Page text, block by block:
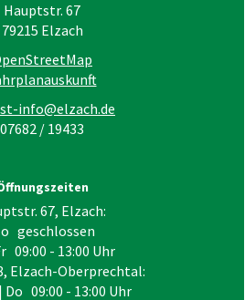
Hauptstr. 67
79215 Elzach
info@elzach.de
07682 / 19433
67, Elzach:
geschlossen
09:00 - 13:00 Uhr
Elzach-Oberprechtal:
Do 09:00 - 13:00 Uhr